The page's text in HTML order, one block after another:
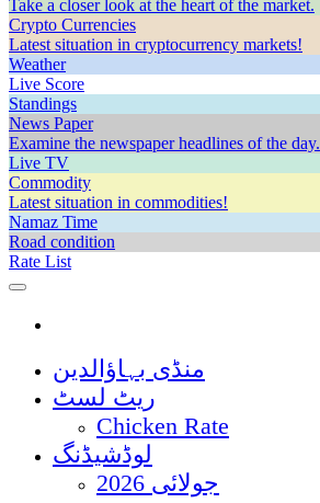
Take a closer look at the heart of the market.
Crypto Currencies
Latest situation in cryptocurrency markets!
Weather
Live Score
Standings
News Paper
Examine the newspaper headlines of the day.
Live TV
Commodity
Latest situation in commodities!
Namaz Time
Road condition
Rate List
منڈی بہاؤالدین
ریٹ لسٹ
Chicken Rate
لوڈشیڈنگ
جولائی 2026